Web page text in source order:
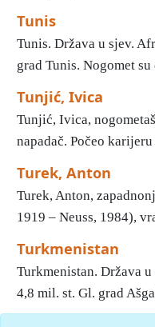
Tunis
Tunis. Država u sjev.
grad Tunis. Nogomet
Tunjić, Ivica
Tunjić, Ivica,
napadač. Počeo
Turek, Anton
Turek, Anton,
1919 – Neuss, 1984),
Turkmenistan
Turkmenistan. Država
4,8 mil. st. Gl. grad
...